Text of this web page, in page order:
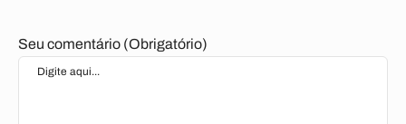
Seu comentário (Obrigatório)